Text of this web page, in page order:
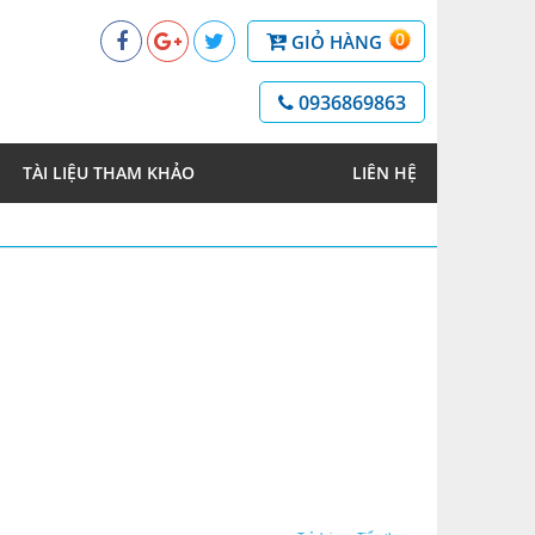
GIỎ HÀNG 0
0936869863
TÀI LIỆU THAM KHẢO LIÊN HỆ